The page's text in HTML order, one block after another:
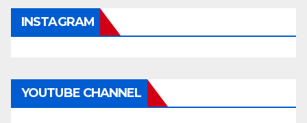
INSTAGRAM
YOUTUBE CHANNEL